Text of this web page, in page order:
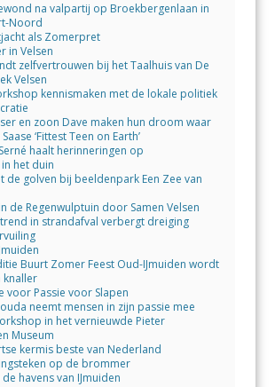
na valpartij op Broekbergenlaan in
Noord
als Zomerpret
in Velsen
zelfvertrouwen bij het Taalhuis van De
Velsen
kennismaken met de lokale politiek
en zoon Dave maken hun droom waar
‘Fittest Teen on Earth’
haalt herinneringen op
het duin
de golven bij beeldenpark Een Zee van
de Regenwulptuin door Samen Velsen
in strandafval verbergt dreiging
Buurt Zomer Feest Oud-IJmuiden wordt
knaller
voor Passie voor Slapen
neemt mensen in zijn passie mee
in het vernieuwde Pieter
Museum
kermis beste van Nederland
op de brommer
havens van IJmuiden